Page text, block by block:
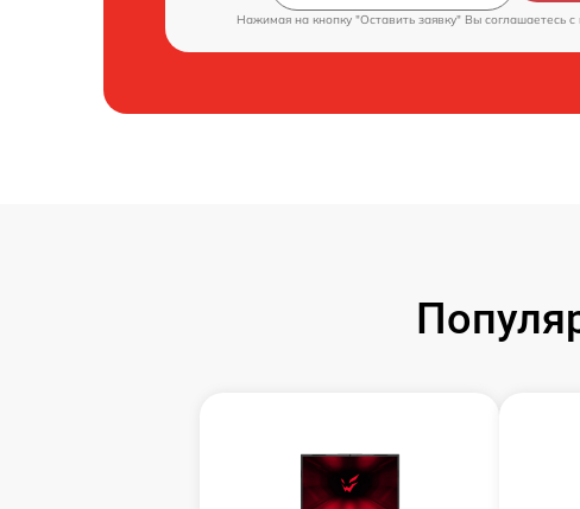
Нажимая на кнопку "Оставить заявку" Вы соглашаетесь c